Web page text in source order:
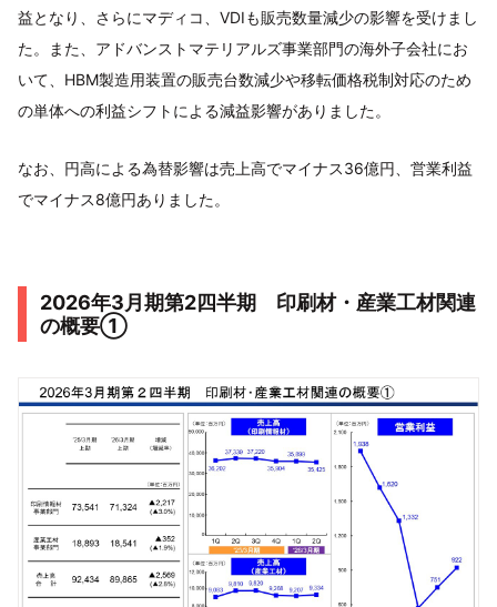
益となり、さらにマディコ、VDIも販売数量減少の影響を受けまし
た。また、アドバンストマテリアルズ事業部門の海外子会社にお
いて、HBM製造用装置の販売台数減少や移転価格税制対応のため
の単体への利益シフトによる減益影響がありました。
なお、円高による為替影響は売上高でマイナス36億円、営業利益
でマイナス8億円ありました。
2026年3月期第2四半期 印刷材・産業工材関連
の概要①